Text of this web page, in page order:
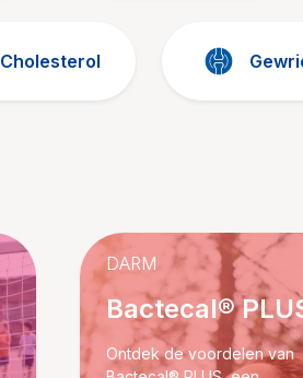
Cholesterol
DARM
Bactecal®
Ontdek de voordelen van